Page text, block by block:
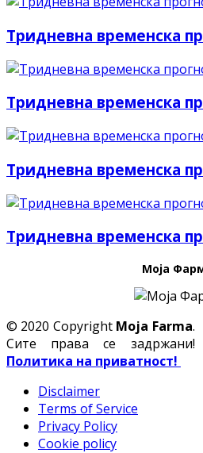
Тридневна временска
Тридневна временска
Тридневна временска
Тридневна временска
Моја
© 2020 Copyright Moja Farma.
Сите права се задржани!
Политика на приватност!
Disclaimer
Terms of Service
Privacy Policy
Cookie policy